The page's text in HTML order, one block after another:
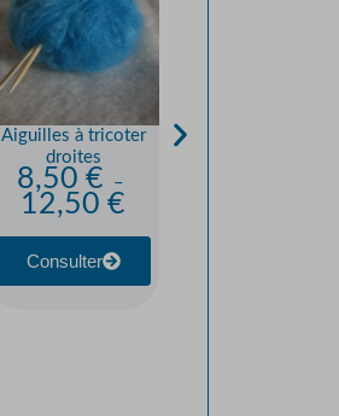
Aiguilles à tricoter
droites
8,50€ –
12,50€
Consulter
Cardigan “Petite